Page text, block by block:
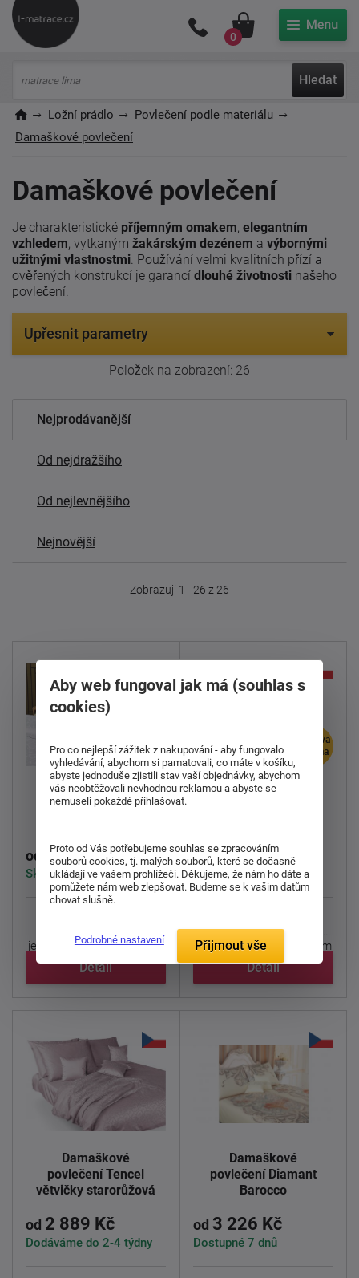
Hledat
Můj účet
0
Ložní prádlo
Povlečení podle materiálu
Damaškové povlečení
Damaškové povlečení
Je charakteristické příjemným omakem, elegantním
vzhledem, vytkaným žakárským dezénem a výbornými
užitnými vlastnostmi. Používání velmi kvalitních přízí a
ověřených konstrukcí je garancí dlouhé životnosti našeho
povlečení.
Upřesnit parametry
Položek na zobrazení: 26
Nejprodávanější
Od nejdražšího
Od nejlevnějšího
Nejnovější
Zobrazuji 1 - 26 z 26
Damaškové
povlečení Ornella
od 2 960 Kč
Skladem 1 ks
jemným vytkaným vzorem
v ...
Detail
-5%
doprava
zdarma
Damaškové
5 160 Kč
od4 902 Kč
Skladem > 5 ks
povlečeníOrnela bílá
jemným vytkaným vzorem
v ...
Detail
Damaškové
povlečení Tencel
větvičky starorůžová
od 2 889 Kč
Dodáváme do 2-4 týdny
Damaškové
povlečení Diamant
Barocco
od 3 226 Kč
Dostupné 7 dnů
Aby web fungoval jak má (souhlas s
cookies)
Pro co nejlepší zážitek z nakupování - aby fungovalo
vyhledávání, abychom si pamatovali, co máte v košíku,
abyste jednoduše zjistili stav vaší objednávky, abychom
vás neobtěžovali nevhodnou reklamou a abyste se
nemuseli pokaždé přihlašovat.
Proto od Vás potřebujeme souhlas se zpracováním
souborů cookies, tj. malých souborů, které se dočasně
ukládají ve vašem prohlížeči. Děkujeme, že nám ho dáte a
pomůžete nám web zlepšovat. Budeme se k vašim datům
chovat slušně.
Podrobné nastavení Přijmout vše